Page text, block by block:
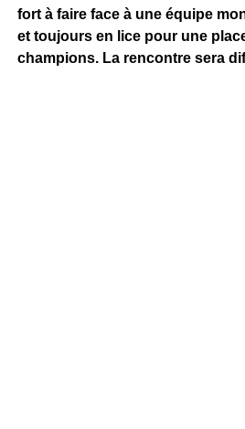
fort à faire face à une équipe
et toujours en lice pour une
champions. La rencontre sera